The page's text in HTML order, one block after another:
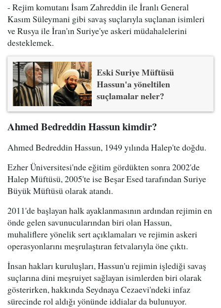
- Rejim komutanı İsam Zahreddin ile İranlı General
Kasım Süleymani gibi savaş suçlarıyla suçlanan isimleri
ve Rusya ile İran'ın Suriye'ye askeri müdahalelerini
desteklemek.
Eski Suriye Müftüsü
Hassun'a yöneltilen
suçlamalar neler?
Ahmed Bedreddin Hassun kimdir?
Ahmed Bedreddin Hassun, 1949 yılında Halep'te doğdu.
Ezher Üniversitesi'nde eğitim gördükten sonra 2002'de
Halep Müftüsü, 2005'te ise Beşar Esed tarafından Suriye
Büyük Müftüsü olarak atandı.
2011'de başlayan halk ayaklanmasının ardından rejimin en
önde gelen savunucularından biri olan Hassun,
muhaliflere yönelik sert açıklamaları ve rejimin askeri
operasyonlarını meşrulaştıran fetvalarıyla öne çıktı.
İnsan hakları kuruluşları, Hassun'u rejimin işlediği savaş
suçlarına dini meşruiyet sağlayan isimlerden biri olarak
gösterirken, hakkında Seydnaya Cezaevi'ndeki infaz
sürecinde rol aldığı yönünde iddialar da bulunuyor.